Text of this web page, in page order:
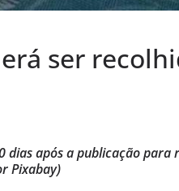
ser
dias após a publicação
Pixabay)